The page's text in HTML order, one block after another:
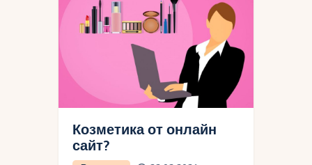
Козметика от онлайн
сайт?